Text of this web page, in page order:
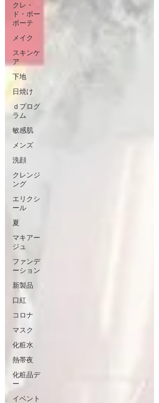
クレ・
ド・ポー
ボーテ
メイク
スキンケ
ア
下地
日焼け
ｄプログ
ラム
敏感肌
メンズ
洗顔
クレンジ
ング
エリクシ
ール
夏
マキアー
ジュ
ファンデ
ーション
新製品
口紅
コロナ
マスク
化粧水
熱帯夜
化粧品デ
ー
イベント